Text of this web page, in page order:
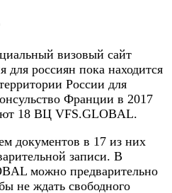
визовый сайт
для россиян пока находится
России для
Франции в 2017
18 ВЦ VFS.GLOBAL.
документов в 17 из них
записи. В
можно предварительно
не ждать свободного